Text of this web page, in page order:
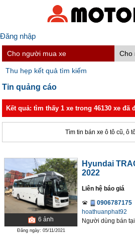
Đăng nhập
Cho người mua xe Cho
Thu hẹp kết quả tìm kiếm
Tin quảng cáo
Kết quả: tìm thấy 1 xe trong 46130 xe đã
Tìm tin bán xe ô tô cũ, ô
6 ảnh
Đăng ngày: 05/11/2021
Hyundai
2022
Liên hệ báo giá
0906787175
hoathuanphat92
Người dùng bán tại